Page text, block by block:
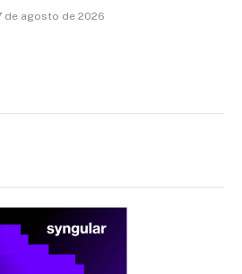
cartório
de agosto de 2026